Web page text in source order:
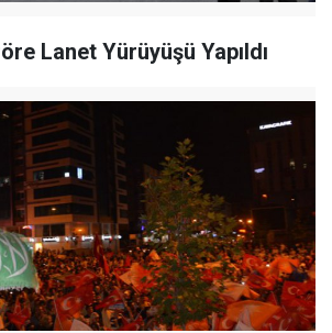
Lanet Yürüyüşü Yapıldı